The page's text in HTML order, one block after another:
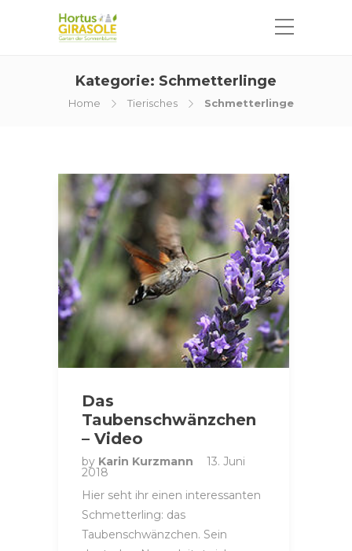
Kategorie: Schmetterlinge
Home Tierisches Schmetterlinge
Das
Taubenschwänzchen
– Video
by Karin Kurzmann 13. Juni
2018
Hier seht ihr einen interessanten
Schmetterling: das
Taubenschwänzchen. Sein